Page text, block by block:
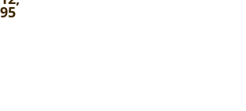
4.00
uit 5
95